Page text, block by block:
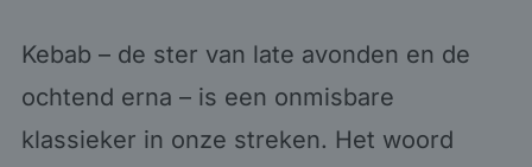
Kebab – de ster van late avonden en de
ochtend erna – is een onmisbare
klassieker in onze streken. Het woord